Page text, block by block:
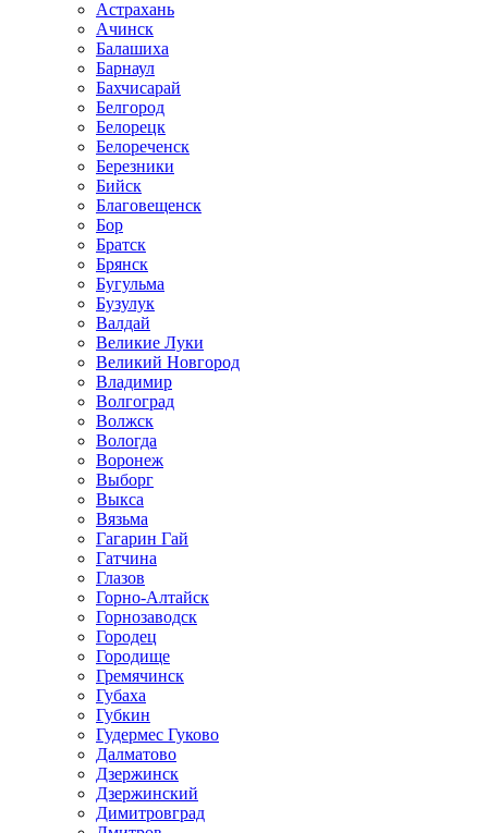
Астрахань
Ачинск
Балашиха
Барнаул
Бахчисарай
Белгород
Белорецк
Белореченск
Березники
Бийск
Благовещенск
Бор
Братск
Брянск
Бугульма
Бузулук
Валдай
Великие Луки
Великий Новгород
Владимир
Волгоград
Волжск
Вологда
Воронеж
Выборг
Выкса
Вязьма
Гагарин Гай
Гатчина
Глазов
Горно-Алтайск
Горнозаводск
Городец
Городище
Гремячинск
Губаха
Губкин
Гудермес Гуково
Далматово
Дзержинск
Дзержинский
Димитровград